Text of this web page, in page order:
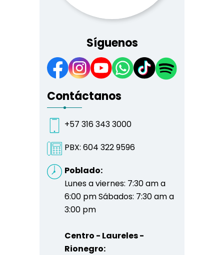
Síguenos
Contáctanos
+57 316 343 3000
PBX: 604 322 9596
Poblado:
Lunes a viernes: 7:30 am a
6:00 pm Sábados: 7:30 am a
3:00 pm
Centro - Laureles -
Rionegro: